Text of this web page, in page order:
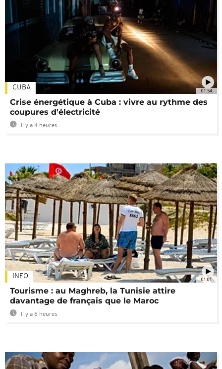
01:54
CUBA
Crise énergétique à Cuba : vivre au rythme des
coupures d'électricité
Il y a 4 heures
01:01
INFO
Tourisme : au Maghreb, la Tunisie attire
davantage de français que le Maroc
Il y a 6 heures